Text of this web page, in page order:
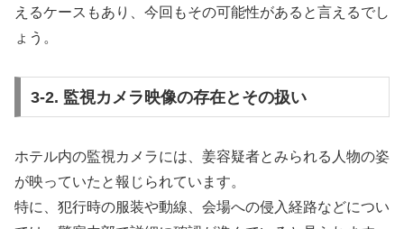
えるケースもあり、今回もその可能性があると言えるでし
ょう。
3-2. 監視カメラ映像の存在とその扱い
ホテル内の監視カメラには、姜容疑者とみられる人物の姿
が映っていたと報じられています。
特に、犯行時の服装や動線、会場への侵入経路などについ